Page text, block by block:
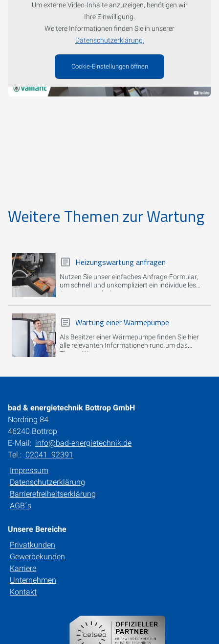
Um externe Video-Inhalte anzuzeigen, benötigen wir
Ihre Einwilligung.
Weitere Informationen finden Sie in unserer
Datenschutzerklärung.
Cookie-Einstellungen öffnen
Weitere Themen zur Wartung
Heizungswartung anfragen
Nutzen Sie unser einfaches Anfrage-Formular,
um schnell und unkompliziert ein individuelles
Angebot zu erhalten.
Wartung einer Wärmepumpe
Als Besitzer einer Wärmepumpe finden Sie hier
alle relevanten Informationen rund um das
Thema Wartung.
bad & energietechnik Bottrop GmbH
Nordring 84
46240 Bottrop
E-Mail: info@bad-energietechnik.de
Tel.: 02041 92391
Impressum
Datenschutzerklärung
Barrierefreiheitserklärung
AGB´s
Unsere Bereiche
Privatkunden
Gewerbekunden
Karriere
Unternehmen
Kontakt